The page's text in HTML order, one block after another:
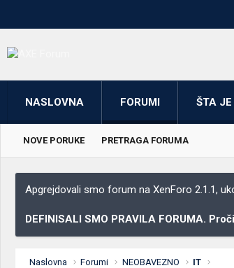
NASLOVNA FORUMI ŠTA JE
NOVE PORUKE PRETRAGA FORUMA
Apgrejdovali smo forum na XenForo 2.1.1,
DEFINISALI SMO PRAVILA FORUMA.
Naslovna Forumi NEOBAVEZNO IT